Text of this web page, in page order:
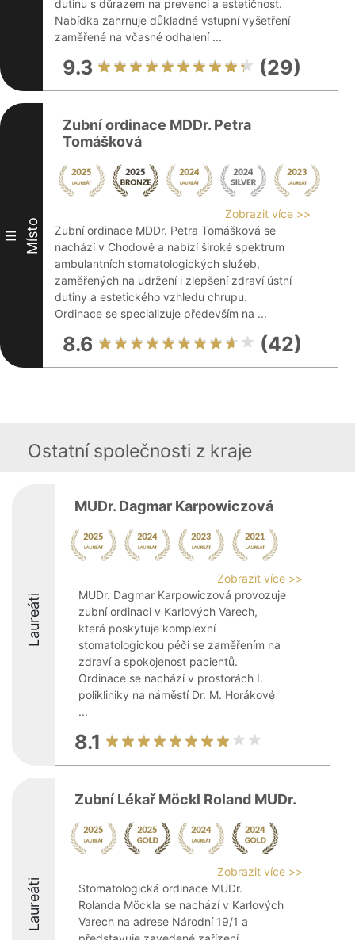
dutinu s důrazem na prevenci a estetičnost.
Nabídka zahrnuje důkladné vstupní vyšetření
zaměřené na včasné odhalení ...
9.3 (29)
III Místo
Zubní ordinace MDDr. Petra
Tomášková
Zobrazit více >>
Zubní ordinace MDDr. Petra Tomášková se
nachází v Chodově a nabízí široké spektrum
ambulantních stomatologických služeb,
zaměřených na udržení i zlepšení zdraví ústní
dutiny a estetického vzhledu chrupu.
Ordinace se specializuje především na ...
8.6 (42)
Ostatní společnosti z kraje
Laureáti
MUDr. Dagmar Karpowiczová
Zobrazit více >>
MUDr. Dagmar Karpowiczová provozuje
zubní ordinaci v Karlových Varech,
která poskytuje komplexní
stomatologickou péči se zaměřením na
zdraví a spokojenost pacientů.
Ordinace se nachází v prostorách I.
polikliniky na náměstí Dr. M. Horákové
...
8.1
Laureáti
Zubní Lékař Möckl Roland MUDr.
Zobrazit více >>
Stomatologická ordinace MUDr.
Rolanda Möckla se nachází v Karlových
Varech na adrese Národní 19/1 a